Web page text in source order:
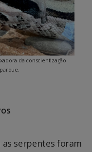
da conscientização
serpentes foram